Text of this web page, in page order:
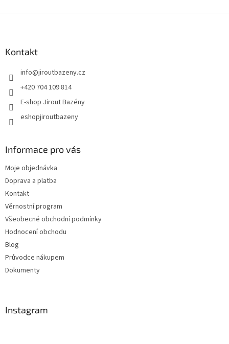
Kontakt
info@jiroutbazeny.cz
+420 704 109 814
E-shop Jirout Bazény
eshopjiroutbazeny
Informace pro vás
Moje objednávka
Doprava a platba
Kontakt
Věrnostní program
Všeobecné obchodní podmínky
Hodnocení obchodu
Blog
Průvodce nákupem
Dokumenty
Instagram